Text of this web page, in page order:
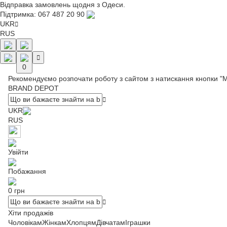
Відправка замовлень щодня з Одеси.
Підтримка: 067 487 20 90
UKR
RUS
0
Рекомендуємо розпочати роботу з сайтом з натискання кнопки
BRAND DEPOT
UKR
RUS
Увійти
Побажання
0 грн
Хіти продажів
ЧоловікамЖінкамХлопцямДівчатамІграшки